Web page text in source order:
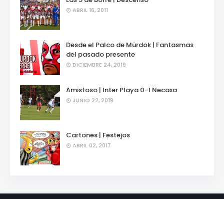
ABRIL 16, 2011
Desde el Palco de Mürdok | Fantasmas
del pasado presente
DICIEMBRE 24, 2019
Amistoso | Inter Playa 0-1 Necaxa
JUNIO 22, 2019
Cartones | Festejos
ABRIL 02, 2017